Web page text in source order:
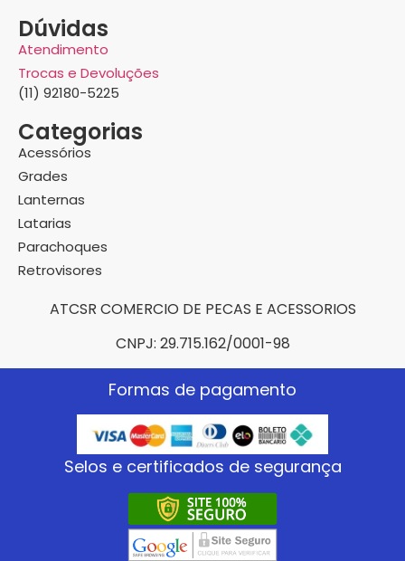
Dúvidas
Atendimento
Trocas e Devoluções
(11) 92180-5225
Categorias
Acessórios
Grades
Lanternas
Latarias
Parachoques
Retrovisores
ATCSR COMERCIO DE PECAS E ACESSORIOS
CNPJ: 29.715.162/0001-98
Formas de pagamento
Selos e certificados de segurança